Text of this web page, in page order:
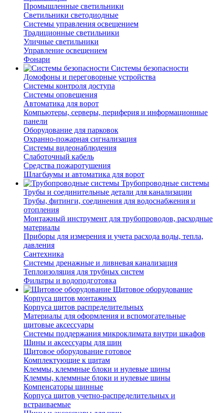
Промышленные светильники
Светильники светодиодные
Системы управления освещением
Традиционные светильники
Уличные светильники
Управление освещением
Фонари
Системы безопасности
Домофоны и переговорные устройства
Системы контроля доступа
Системы оповещения
Автоматика для ворот
Компьютеры, серверы, периферия и информационные
панели
Оборудование для парковок
Охранно-пожарная сигнализация
Системы видеонаблюдения
Слаботочный кабель
Средства пожаротушения
Шлагбаумы и автоматика для ворот
Трубопроводные системы
Трубы и соединительные детали для канализации
Трубы, фитинги, соединения для водоснабжения и
отопления
Монтажный инструмент для трубопроводов, расходные
материалы
Приборы для измерения и учета расхода воды, тепла,
давления
Сантехника
Системы дренажные и ливневая канализация
Теплоизоляция для трубных систем
Фильтры и водоподготовка
Щитовое оборудование
Корпуса щитов монтажных
Корпуса щитов распределительных
Материалы для оформления и вспомогательные
щитовые аксессуары
Системы поддержания микроклимата внутри шкафов
Шины и аксессуары для шин
Щитовое оборудование готовое
Комплектующие к щитам
Клеммы, клеммные блоки и нулевые шины
Клеммы, клеммные блоки и нулевые шины
Компенсаторы шинные
Корпуса щитов учетно-распределительных и
встраиваемые